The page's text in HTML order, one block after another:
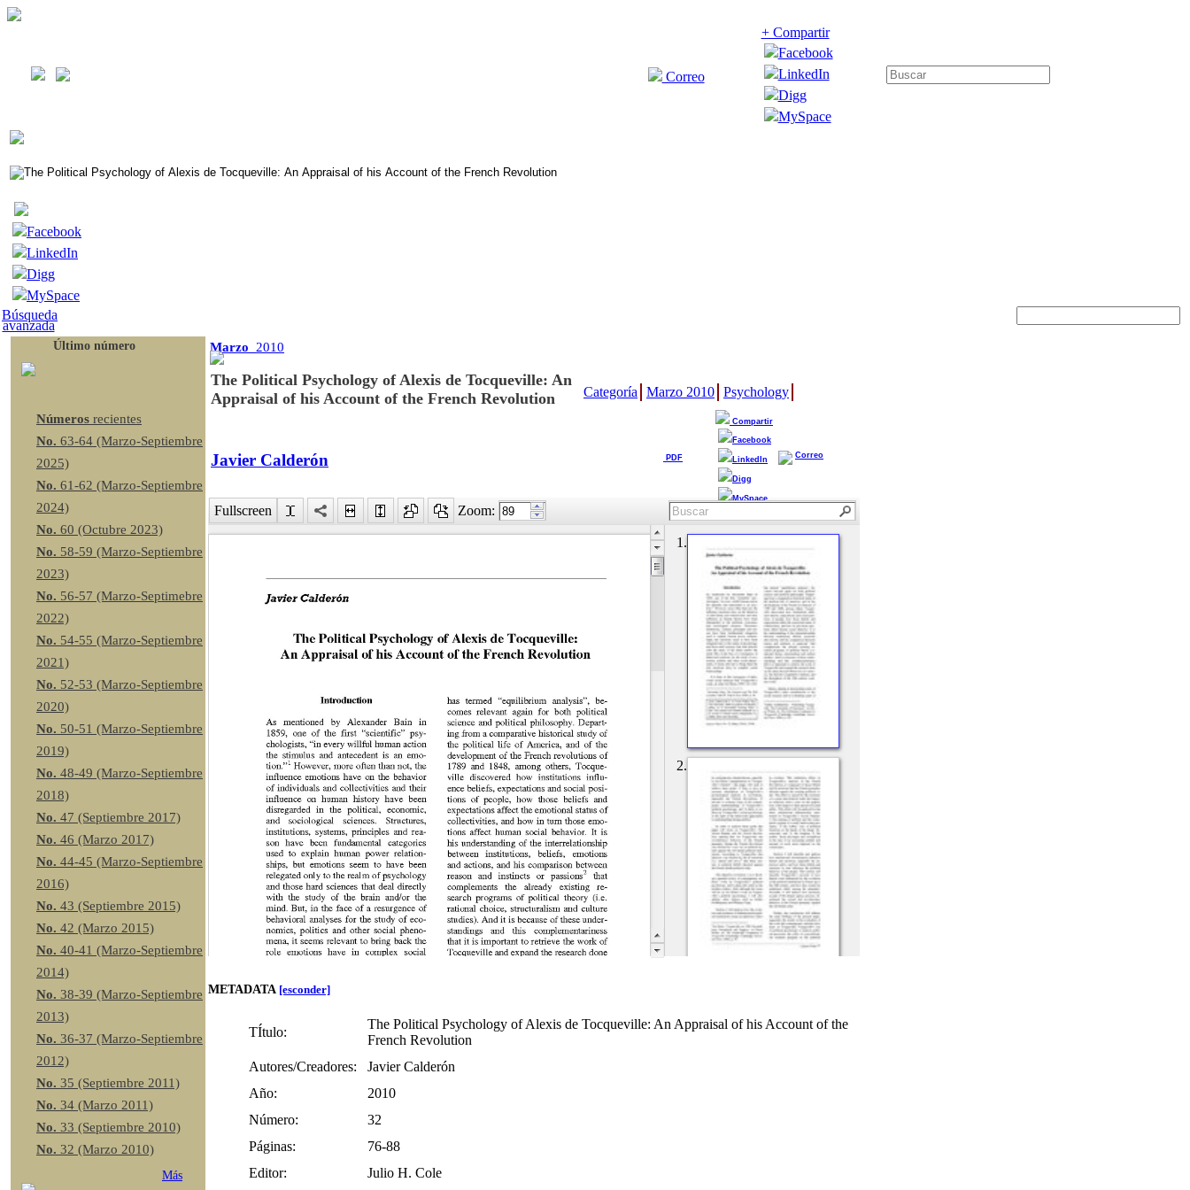
Correo
+ Compartir
Facebook
LinkedIn
Digg
MySpace
Facebook
LinkedIn
Digg
MySpace
Búsqueda
avanzada
Último número
Números recientes
No. 63-64 (Marzo-Septiembre
2025)
No. 61-62 (Marzo-Septiembre
2024)
No. 60 (Octubre 2023)
No. 58-59 (Marzo-Septiembre
2023)
No. 56-57 (Marzo-Septimebre
2022)
No. 54-55 (Marzo-Septiembre
2021)
No. 52-53 (Marzo-Septiembre
2020)
No. 50-51 (Marzo-Septiembre
2019)
No. 48-49 (Marzo-Septiembre
2018)
No. 47 (Septiembre 2017)
No. 46 (Marzo 2017)
No. 44-45 (Marzo-Septiembre
2016)
No. 43 (Septiembre 2015)
No. 42 (Marzo 2015)
No. 40-41 (Marzo-Septiembre
2014)
No. 38-39 (Marzo-Septiembre
2013)
No. 36-37 (Marzo-Septiembre
2012)
No. 35 (Septiembre 2011)
No. 34 (Marzo 2011)
No. 33 (Septiembre 2010)
No. 32 (Marzo 2010)
Más
Marzo 2010
The Political Psychology of Alexis de Tocqueville: An
Appraisal of his Account of the French Revolution
Categoría Marzo 2010 Psychology
Javier Calderón PDF
Compartir
Facebook
LinkedIn
Digg
MySpace
Correo
Fullscreen Zoom:
1.
2.
METADATA [esconder]
TÍtulo:
The Political Psychology of Alexis de Tocqueville: An Appraisal of his Account of the
French Revolution
Autores/Creadores:
Javier Calderón
Año:
2010
Número:
32
Páginas:
76-88
Editor:
Julio H. Cole